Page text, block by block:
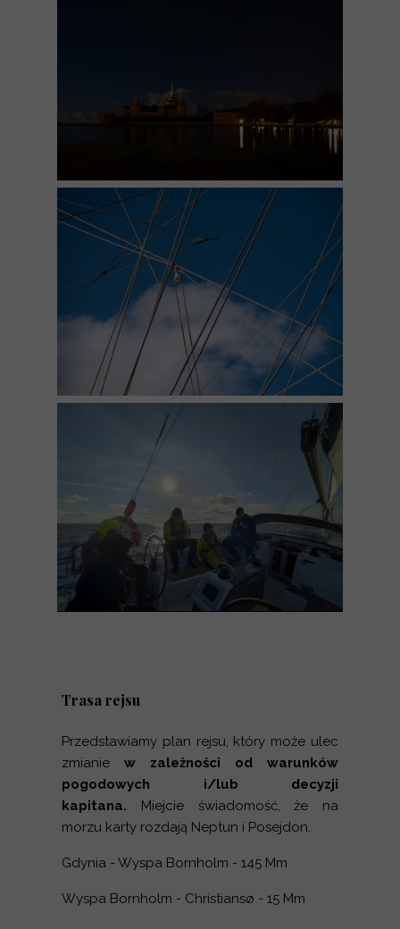
Trasa rejsu
Przedstawiamy plan rejsu, który może ulec
zmianie w zależności od warunków
pogodowych i/lub decyzji
kapitana. Miejcie świadomość, że na
morzu karty rozdają Neptun i Posejdon.
Gdynia - Wyspa Bornholm - 145 Mm
Wyspa Bornholm - Christiansø - 15 Mm